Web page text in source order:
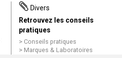
Divers
Retrouvez les conseils
pratiques
Conseils pratiques
Marques & Laboratoires